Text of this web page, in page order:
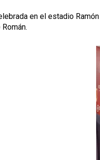
en el estadio